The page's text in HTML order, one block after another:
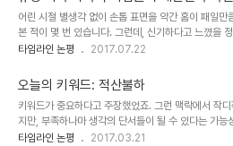
는 이유
어린 시절 별생각 없이 손톱 표면을 약간 홈이 패일만
본 적이 몇 번 있습니다. 그런데, 신기하다고 느꼈을
점을 발견했던 기억이 있습니다. 우리 몸이 원래 그런
두 사라질 즈음 아래 부분에서 다시 그 패인 형태가 한
다시 나타나곤 했었다는 사실입니다. 정확히 알 수 없
개념을 정의하듯 말할 수는 없지만 니체의 영원회귀가
연결되는 느낌이랄까요? 무슨 말을 하고 싶은 건지 의
지금 상태가 그리 좋지 않습니다. 언제는 안 그랬던 때
타임라인 논평 2017.07.22
오늘의 키워드: 적산불하
키워드가 중요하다고 주장했었죠. 그런 맥락에서 작
지만, 부족하나마 생각의 단서들이 될 수 있다는 가능
끔 한 가지 키워드를 선정해 물음을 제시하는 형식의
타임라인 논평 2017.03.21